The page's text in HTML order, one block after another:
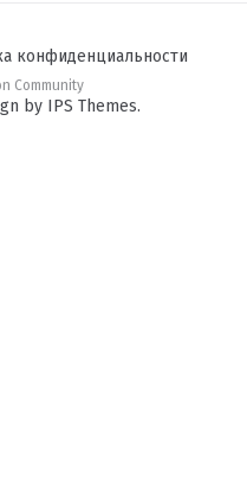
конфиденциальности
Community
by IPS Themes.